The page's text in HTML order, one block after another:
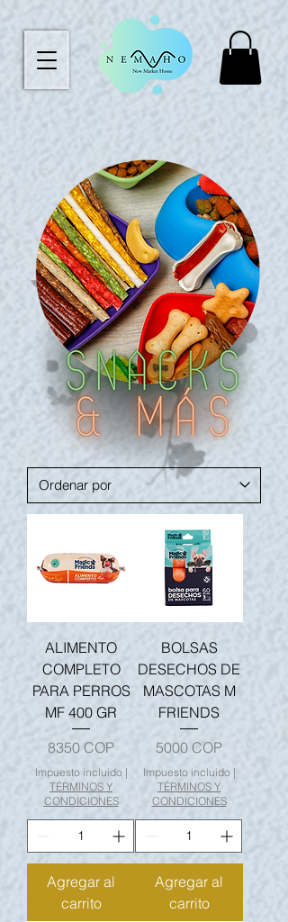
ALIMENTO
COMPLETO
PARA PERROS
MF 400 GR
Precio
8350 COP
Impuesto incluido |
TÉRMINOS Y
CONDICIONES
Agregar al
carrito
BOLSAS
DESECHOS DE
MASCOTAS M
FRIENDS
Precio
5000 COP
Impuesto incluido |
TÉRMINOS Y
CONDICIONES
Agregar al
carrito